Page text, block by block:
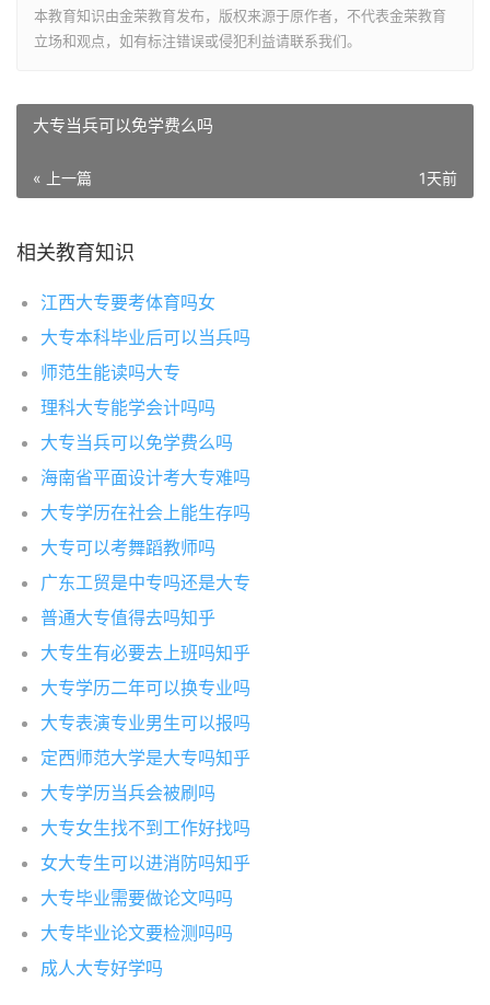
本教育知识由金荣教育发布，版权来源于原作者，不代表金荣教育
立场和观点，如有标注错误或侵犯利益请联系我们。
大专当兵可以免学费么吗
« 上一篇 1天前
相关教育知识
江西大专要考体育吗女
大专本科毕业后可以当兵吗
师范生能读吗大专
理科大专能学会计吗吗
大专当兵可以免学费么吗
海南省平面设计考大专难吗
大专学历在社会上能生存吗
大专可以考舞蹈教师吗
广东工贸是中专吗还是大专
普通大专值得去吗知乎
大专生有必要去上班吗知乎
大专学历二年可以换专业吗
大专表演专业男生可以报吗
定西师范大学是大专吗知乎
大专学历当兵会被刷吗
大专女生找不到工作好找吗
女大专生可以进消防吗知乎
大专毕业需要做论文吗吗
大专毕业论文要检测吗吗
成人大专好学吗